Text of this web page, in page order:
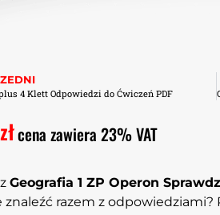
4 Klett Odpowiedzi do Ćwiczeń PDF
złcena zawiera 23% VAT
Geografia 1 ZP Operon
znaleźć razem z